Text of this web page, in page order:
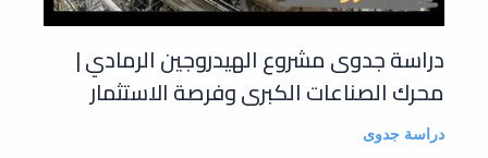
دراسة جدوى مشروع الهيدروجين الرمادي |
محرك الصناعات الكبرى وفرصة الاستثمار
دراسة جدوى